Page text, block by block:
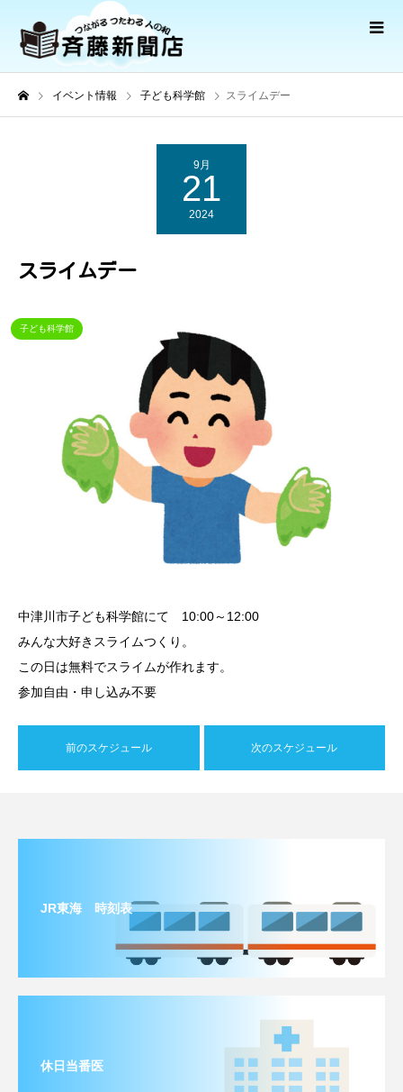
イベント情報 子ども科学館 スライムデー
9月
21
2024
スライムデー
子ども科学館
中津川市子ども科学館にて 10:00～12:00
みんな大好きスライムつくり。
この日は無料でスライムが作れます。
参加自由・申し込み不要
前のスケジュール 次のスケジュール
JR東海 時刻表
休日当番医